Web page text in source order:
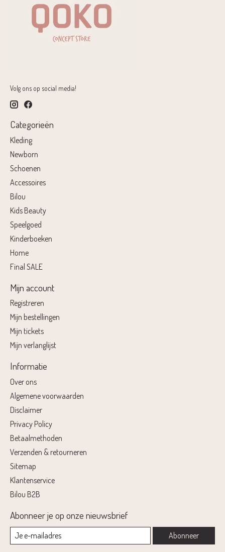
Volg ons op social media!
Categorieën
Kleding
Newborn
Schoenen
Accessoires
Bilou
Kids Beauty
Speelgoed
Kinderboeken
Home
Final SALE
Mijn account
Registreren
Mijn bestellingen
Mijn tickets
Mijn verlanglijst
Informatie
Over ons
Algemene voorwaarden
Disclaimer
Privacy Policy
Betaalmethoden
Verzenden & retourneren
Sitemap
Klantenservice
Bilou B2B
Abonneer je op onze nieuwsbrief
Abonneer